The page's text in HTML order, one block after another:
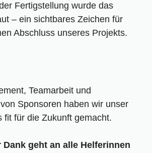
Fertigstellung wurde das
– ein sichtbares Zeichen für
Abschluss unseres Projekts.
Teamarbeit und
Sponsoren haben wir unser
fit für die Zukunft gemacht.
Dank geht an alle Helferinnen